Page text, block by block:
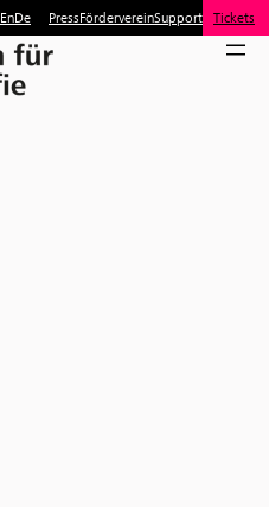
EnDe PressFördervereinSupport Tickets